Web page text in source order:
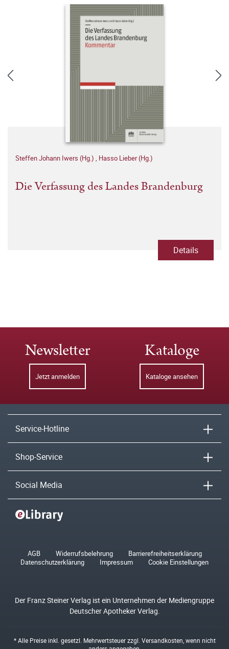
Steffen Johann Iwers (Hg.) , Hasso Lieber (Hg.)
Die Verfassung des Landes Brandenburg
Details
Newsletter
Jetzt anmelden
Kataloge
Kataloge ansehen
Service-Hotline
Shop-Service
Social Media
AGB Widerrufsbelehrung
Barrierefreiheitserklärung
Datenschutzerklärung
Impressum Cookie Einstellungen
Der Franz Steiner Verlag ist ein Unternehmen der Mediengruppe
Deutscher Apotheker Verlag.
* Alle Preise inkl. gesetzl. Mehrwertsteuer zzgl. Versandkosten , wenn nicht